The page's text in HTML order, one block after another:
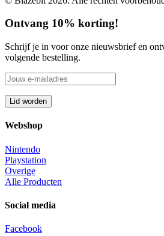
Ontvang 10% korting!
Schrijf je in voor onze nieuwsbrief en
volgende bestelling.
Webshop
Nintendo
Playstation
Overige
Alle Producten
Social media
Facebook